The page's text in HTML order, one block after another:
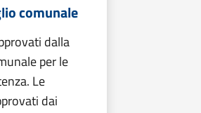
comunale
dalla
per le
Le
dai